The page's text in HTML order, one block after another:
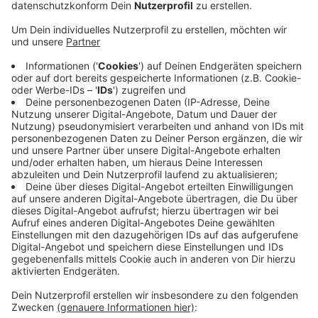
Anzeige
Eine Kinderärztin in Engelskirchen eröffnet ihre Praxis
neu am Lepperhammer, ein Kinderarzt in Waldbröl
unterstützt eine bestehende Praxis. Das ist eine
große Hilfe für uns, sagt Björn Hoffmann vom
Berufsverband Kinder- und Jugendärzte im
Oberbergischen. Aber trotzdem nur ein Tropfen auf
den heißen Stein. Der Grund: Junge Ärzte zieht es
vermehrt in die Stadt und in die Festanstellung in
Kliniken. Damit sich das ändert muss die
Selbstständigkeit mit einer eigenen Praxis wieder
attraktiver werden, sagt Hoffmann: Dazu gehöre auch
eine stärkere finanzielle Förderung bei Praxisgründung.
Anzeige